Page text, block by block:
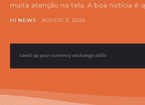
muita atenção na tela. A boa notícia é
HI NEWS AGOSTO 3, 2026